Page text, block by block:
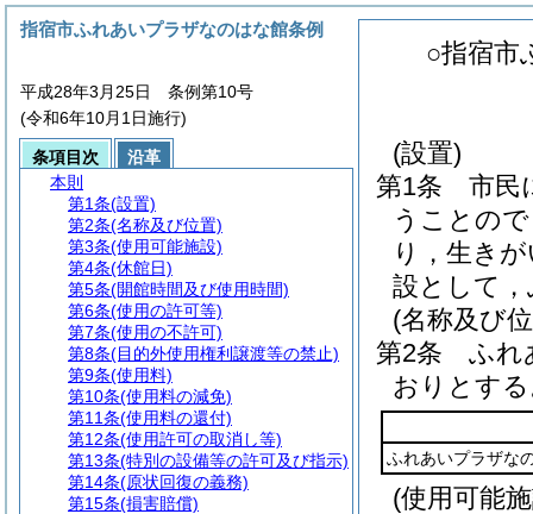
○指宿市
(設置)
第1条
市民
うことの
り，生き
設として
(名称及び
第2条
ふれ
おりとす
ふれあいプラザな
(使用可能
指宿市ふれあいプラザなのはな館条例
平成28年3月25日 条例第10号
(令和6年10月1日施行)
条項目次
沿革
本則
第1条(設置)
第2条(名称及び位置)
第3条(使用可能施設)
第4条(休館日)
第5条(開館時間及び使用時間)
第6条(使用の許可等)
第7条(使用の不許可)
第8条(目的外使用権利譲渡等の禁止)
第9条(使用料)
第10条(使用料の減免)
第11条(使用料の還付)
第12条(使用許可の取消し等)
第13条(特別の設備等の許可及び指示)
第14条(原状回復の義務)
第15条(損害賠償)